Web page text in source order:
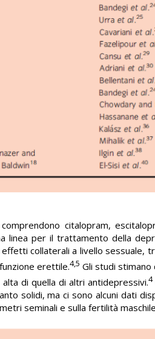
citalopram,
linea per il trattamento della
collaterali a livello sessuale,
erettile.4,5 Gli studi
di quella di altri antidepressivi.4
solidi, ma ci sono alcuni dati
seminali e sulla fertilità